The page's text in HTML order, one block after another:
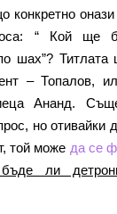
конкретно
“ Кой ще
шах”? Титлата
– Топалов,
Ананд.
но отивайки
той може да се
ли